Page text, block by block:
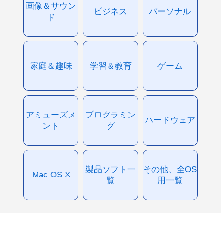
画像＆サウン
ド
ビジネス パーソナル
家庭＆趣味 学習＆教育 ゲーム
アミューズメ
ント
プログラミン
グ
ハードウェア
Mac OS X
製品ソフト一
覧
その他、全OS
用一覧